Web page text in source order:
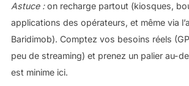
Astuce :on recharge partout (kiosques,
applications des opérateurs, et même via
Baridimob). Comptez vos besoins réels
peu de streaming) et prenez un palier au-
est minime ici.